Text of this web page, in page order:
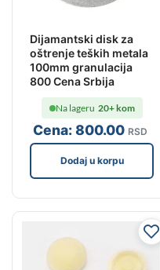
Dijamantski disk za
oštrenje teških metala
100mm granulacija
800 Cena Srbija
Cena:800.00 RSD
Na lageru 20+ kom
Dodaj u korpu